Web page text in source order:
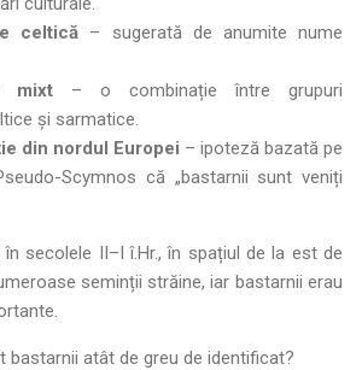
celtică – sugerată de anumite nume
mixt – o combinație între grupuri
și sarmatice.
din nordul Europei – ipoteză bazată pe
Scymnos că „bastarnii sunt veniți
secolele II–I î.Hr., în spațiul de la est de
seminții străine, iar bastarnii erau
bastarnii atât de greu de identificat?